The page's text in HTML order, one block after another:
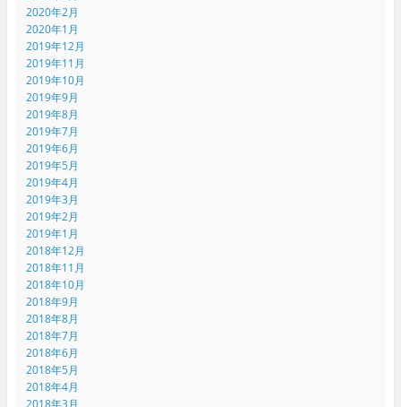
2020年2月
2020年1月
2019年12月
2019年11月
2019年10月
2019年9月
2019年8月
2019年7月
2019年6月
2019年5月
2019年4月
2019年3月
2019年2月
2019年1月
2018年12月
2018年11月
2018年10月
2018年9月
2018年8月
2018年7月
2018年6月
2018年5月
2018年4月
2018年3月